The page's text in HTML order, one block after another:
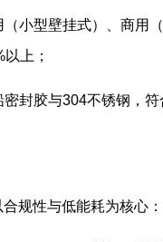
小型壁挂式）、商用
上；
封胶与304不锈钢，
规性与低能耗为核心：